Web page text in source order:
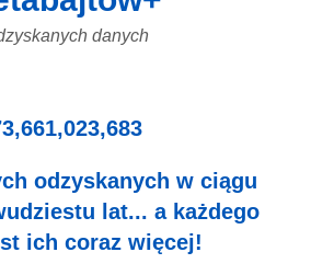
danych
odzyskanych w ciągu
lat... a każdego
ich coraz więcej!